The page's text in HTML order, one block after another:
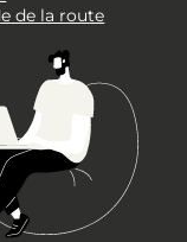
de la route